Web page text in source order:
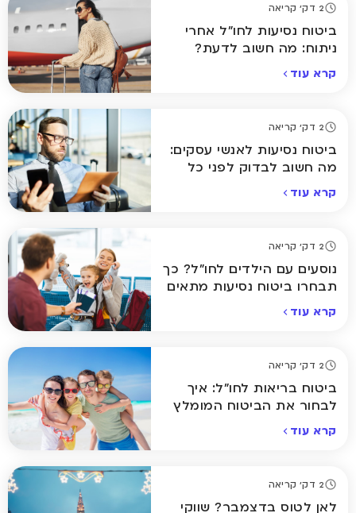
2 דק' קריאה
ביטוח נסיעות לחו"ל אחרי
ניתוח: מה חשוב לדעת?
קרא עוד
2 דק' קריאה
ביטוח נסיעות לאנשי עסקים:
מה חשוב לבדוק לפני כל
קרא עוד
2 דק' קריאה
נוסעים עם הילדים לחו"ל? כך
תבחרו ביטוח נסיעות מתאים
קרא עוד
2 דק' קריאה
ביטוח בריאות לחו"ל: איך
לבחור את הביטוח המומלץ
קרא עוד
2 דק' קריאה
לאן לטוס בדצמבר? שווקי